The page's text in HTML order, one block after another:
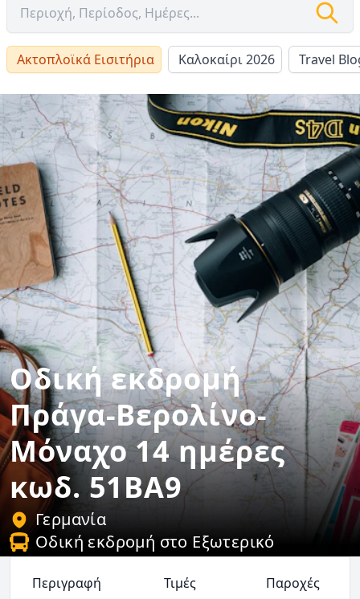
Ακτοπλοϊκά Εισιτήρια Καλοκαίρι 2026 Travel
Οδική εκδρομή
Πράγα-Βερολίνο-
Μόναχο 14 ημέρες
κωδ. 51BA9
Γερμανία
Οδική εκδρομή στο Εξωτερικό
Περιγραφή Τιμές Παροχές